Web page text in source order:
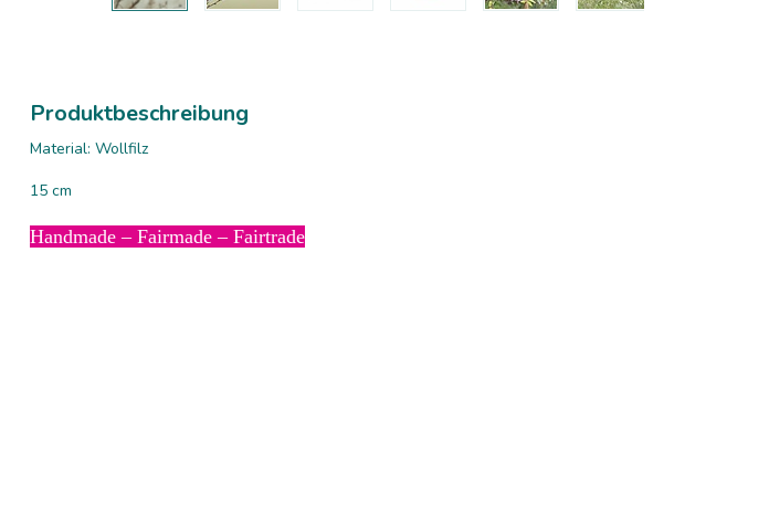
Produktbeschreibung
Material: Wollfilz
15 cm
Handmade – Fairmade – Fairtrade